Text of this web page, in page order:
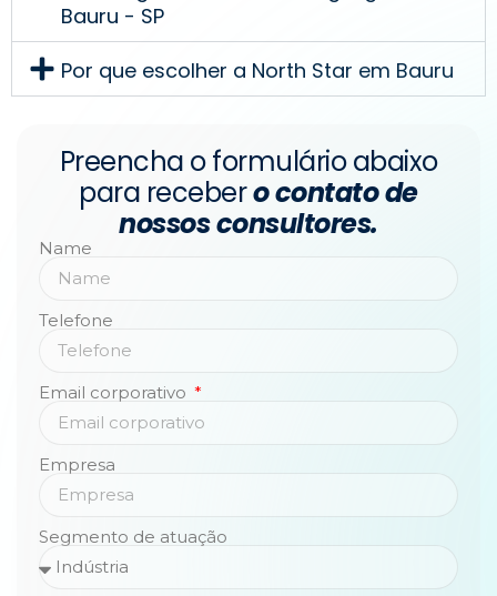
Bauru - SP
Por que escolher a North Star em Bauru
Preencha o formulário abaixo
para recebero contato de
nossos consultores.
Name
Telefone
Email corporativo
Empresa
Segmento de atuação